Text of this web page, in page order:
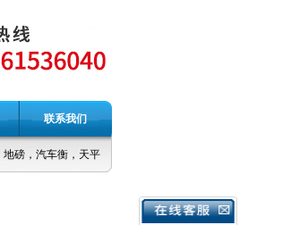
联系我们
地磅，汽车衡，天平，台秤，吊秤，电子称